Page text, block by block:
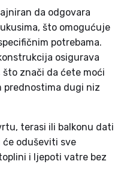
da odgovara
što omogućuje
potrebama.
osigurava
znači da ćete moći
prednostima dugi niz
terasi ili balkonu dati
oduševiti sve
i ljepoti vatre bez